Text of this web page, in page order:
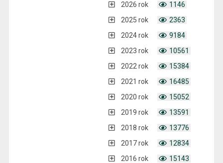
2026 rok
1146
2025 rok
2363
2024 rok
9184
2023 rok
10561
2022 rok
15384
2021 rok
16485
2020 rok
15052
2019 rok
13591
2018 rok
13776
2017 rok
12834
2016 rok
15143